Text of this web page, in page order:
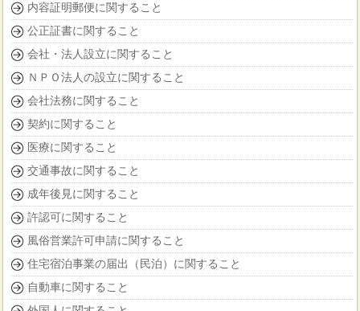
内容証明郵便に関すること
公正証書に関すること
会社・法人設立に関すること
ＮＰＯ法人の設立に関すること
会社法務に関すること
契約に関すること
医療に関すること
交通事故に関すること
成年後見に関すること
許認可に関すること
風俗営業許可申請に関すること
住宅宿泊事業の届出（民泊）に関すること
自動車に関すること